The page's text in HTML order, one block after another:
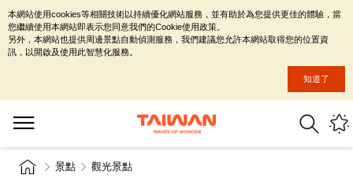
景點 觀光景點
本網站使用cookies等相關技術以持續優化網站服務，並有助於為您提供更佳的體驗，當
您繼續使用本網站即表示您同意我們的Cookie使用政策。
另外，本網站也提供周邊景點自動偵測服務，我們建議您允許本網站取得您的位置資
訊，以開啟及使用此智慧化服務。
知道了